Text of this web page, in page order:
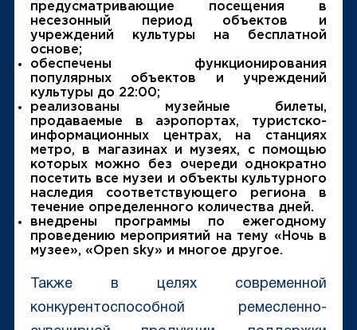
предусматривающие посещения в
несезонный период объектов и
учреждений культуры на бесплатной
основе;
обеспечены функционирования
популярных объектов и учреждений
культуры до 22:00;
реализованы музейные билеты,
продаваемые в аэропортах, туристско-
информационных центрах, на станциях
метро, в магазинах и музеях, с помощью
которых можно без очереди однократно
посетить все музеи и объекты культурного
наследия соответствующего региона в
течение определенного количества дней.
внедрены программы по ежегодному
проведению мероприятий на тему «Ночь в
музее», «Open sky» и многое другое.
Также в целях современной
конкурентоспособной ремесленно-